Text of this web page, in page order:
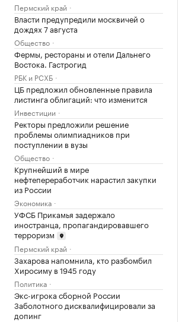
Пермский край
Власти предупредили москвичей о
дождях 7 августа
Общество
Фермы, рестораны и отели Дальнего
Востока. Гастрогид
РБК и РСХБ
ЦБ предложил обновленные правила
листинга облигаций: что изменится
Инвестиции
Ректоры предложили решение
проблемы олимпиадников при
поступлении в вузы
Общество
Крупнейший в мире
нефтепереработчик нарастил закупки
из России
Экономика
УФСБ Прикамья задержало
иностранца, пропагандировавшего
терроризм
Пермский край
Захарова напомнила, кто разбомбил
Хиросиму в 1945 году
Политика
Экс-игрока сборной России
Заболотного дисквалифицировали за
допинг